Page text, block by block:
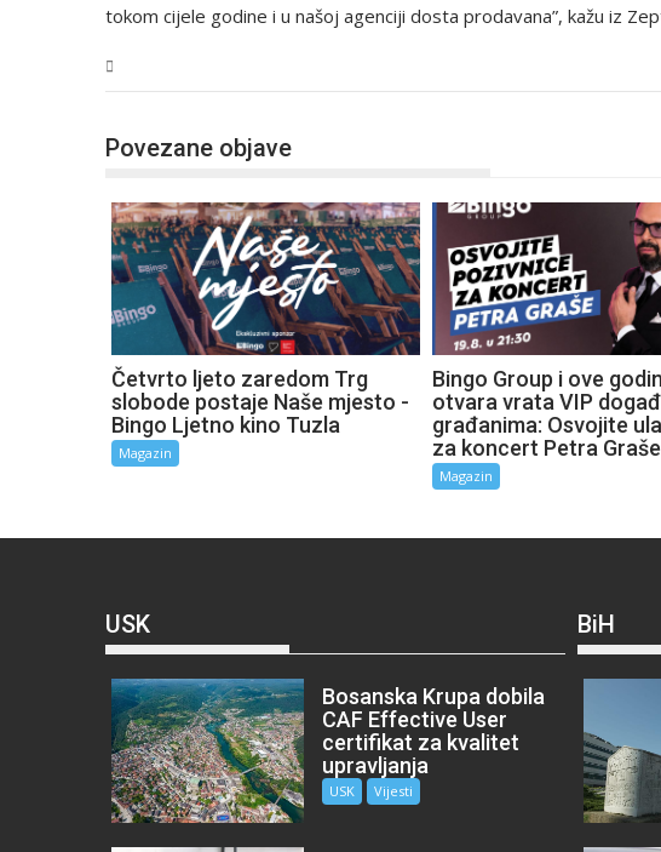
tokom cijele godine i u našoj agenciji dosta prodavana”, kažu iz
Povezane objave
Četvrto ljeto zaredom Trg
slobode postaje Naše mjesto -
Bingo Ljetno kino Tuzla
Magazin
Bingo Group i ove
otvara vrata VIP
građanima: Osvojite
za koncert Petra Graše
Magazin
USK
Bosanska Krupa dobila
CAF Effective User
certifikat za kvalitet
upravljanja
USK Vijesti
BiH